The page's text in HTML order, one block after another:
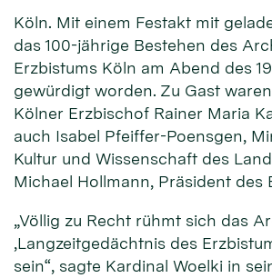
Köln. Mit einem Festakt mit
das 100-jährige Bestehen des
Erzbistums Köln am Abend des
gewürdigt worden. Zu Gast
Kölner Erzbischof Rainer Maria
auch Isabel Pfeiffer-Poensgen,
Kultur und Wissenschaft des
Michael Hollmann, Präsident des
„Völlig zu Recht rühmt sich das
‚Langzeitgedächtnis des
sein“, sagte Kardinal Woelki in